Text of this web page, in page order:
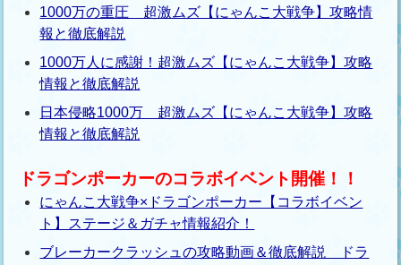
1000万の重圧 超激ムズ【にゃんこ大戦争】攻略情
報と徹底解説
1000万人に感謝！超激ムズ【にゃんこ大戦争】攻略
情報と徹底解説
日本侵略1000万 超激ムズ【にゃんこ大戦争】攻略
情報と徹底解説
ドラゴンポーカーのコラボイベント開催！！
にゃんこ大戦争×ドラゴンポーカー【コラボイベン
ト】ステージ＆ガチャ情報紹介！
ブレーカークラッシュの攻略動画＆徹底解説 ドラ